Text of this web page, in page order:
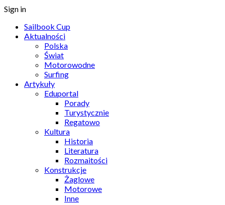
Sign in
Sailbook Cup
Aktualności
Polska
Świat
Motorowodne
Surfing
Artykuły
Eduportal
Porady
Turystycznie
Regatowo
Kultura
Historia
Literatura
Rozmaitości
Konstrukcje
Żaglowe
Motorowe
Inne